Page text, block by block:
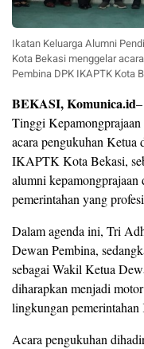
Ikatan Keluarga Alumni
Kota Bekasi menggelar
Pembina DPK IKAPTK Kota
BEKASI, Komunica.id
Tinggi
acara pengukuhan
IKAPTK Kota Bekasi,
alumni kepamongprajaan
pemerintahan yang
Dalam agenda ini, Tri
Dewan Pembina,
sebagai Wakil Ketua
diharapkan menjadi
lingkungan pemerintahan
Acara pengukuhan